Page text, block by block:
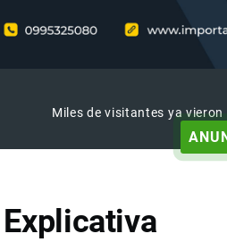
Miles de visitantes ya